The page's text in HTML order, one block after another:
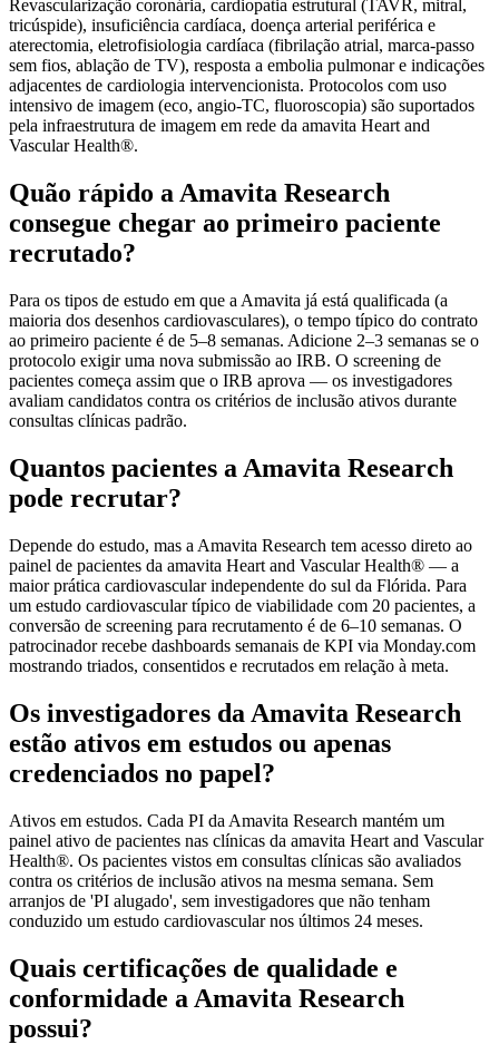
Revascularização coronária, cardiopatia estrutural (TAVR, mitral,
tricúspide), insuficiência cardíaca, doença arterial periférica e
aterectomia, eletrofisiologia cardíaca (fibrilação atrial, marca-passo
sem fios, ablação de TV), resposta a embolia pulmonar e indicações
adjacentes de cardiologia intervencionista. Protocolos com uso
intensivo de imagem (eco, angio-TC, fluoroscopia) são suportados
pela infraestrutura de imagem em rede da amavita Heart and
Vascular Health®.
Quão rápido a Amavita Research
consegue chegar ao primeiro paciente
recrutado?
Para os tipos de estudo em que a Amavita já está qualificada (a
maioria dos desenhos cardiovasculares), o tempo típico do contrato
ao primeiro paciente é de 5–8 semanas. Adicione 2–3 semanas se o
protocolo exigir uma nova submissão ao IRB. O screening de
pacientes começa assim que o IRB aprova — os investigadores
avaliam candidatos contra os critérios de inclusão ativos durante
consultas clínicas padrão.
Quantos pacientes a Amavita Research
pode recrutar?
Depende do estudo, mas a Amavita Research tem acesso direto ao
painel de pacientes da amavita Heart and Vascular Health® — a
maior prática cardiovascular independente do sul da Flórida. Para
um estudo cardiovascular típico de viabilidade com 20 pacientes, a
conversão de screening para recrutamento é de 6–10 semanas. O
patrocinador recebe dashboards semanais de KPI via Monday.com
mostrando triados, consentidos e recrutados em relação à meta.
Os investigadores da Amavita Research
estão ativos em estudos ou apenas
credenciados no papel?
Ativos em estudos. Cada PI da Amavita Research mantém um
painel ativo de pacientes nas clínicas da amavita Heart and Vascular
Health®. Os pacientes vistos em consultas clínicas são avaliados
contra os critérios de inclusão ativos na mesma semana. Sem
arranjos de 'PI alugado', sem investigadores que não tenham
conduzido um estudo cardiovascular nos últimos 24 meses.
Quais certificações de qualidade e
conformidade a Amavita Research
possui?